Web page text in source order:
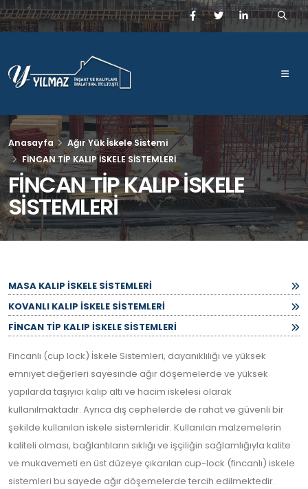
Anasayfa
Ağır Yük İskele Sistemi
FİNCAN TİP KALIP İSKELE SİSTEMLERİ
FİNCAN TİP KALIP İSKELE
SİSTEMLERİ
MASA KALIP İSKELE SİSTEMLERİ
KOVANLI KALIP İSKELE SİSTEMLERİ
FİNCAN TİP KALIP İSKELE SİSTEMLERİ
Fincanlı (cup lock) İskele Sistemleri, dayanıklılığı ve yüksek
emniyet değerleri sayesinde ağır döşemelerde ve yüksek
yapılarda taşıyıcı kalıp altı ve hacim iskelesi olarak
kullanılmaktadır. Ayrıca dış cephelerde de rahat ve güvenli bir
şekilde kullanılan iskele sistemleridir. Kullanılan malzemelerin
kaliteli olması, bağlantıların sıklığı ve işçiliğin sağlamlığıyla kalite
ve mukavemeti en üst düzeye çıkarılan cup-lock (fincanlı) iskele
sistemleri bu sayede ağır döşemelerde tercih edilmektedir.